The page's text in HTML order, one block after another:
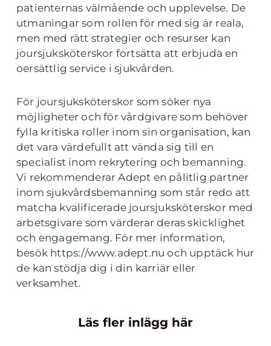
patienternas välmående och upplevelse. De
utmaningar som rollen för med sig är reala,
men med rätt strategier och resurser kan
joursjuksköterskor fortsätta att erbjuda en
oersättlig service i sjukvården.
För joursjuksköterskor som söker nya
möjligheter och för vårdgivare som behöver
fylla kritiska roller inom sin organisation, kan
det vara värdefullt att vända sig till en
specialist inom rekrytering och bemanning.
Vi rekommenderar Adept en pålitlig partner
inom sjukvårdsbemanning som står redo att
matcha kvalificerade joursjuksköterskor med
arbetsgivare som värderar deras skicklighet
och engagemang. För mer information,
besök https://www.adept.nu och upptäck hur
de kan stödja dig i din karriär eller
verksamhet.
Läs fler inlägg här